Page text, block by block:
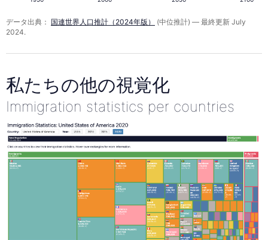
データ出典： 国連世界人口推計（2024年版）
(中位推計) — 最終更新 July
2024.
私たちの他の視覚化
Immigration statistics per countries